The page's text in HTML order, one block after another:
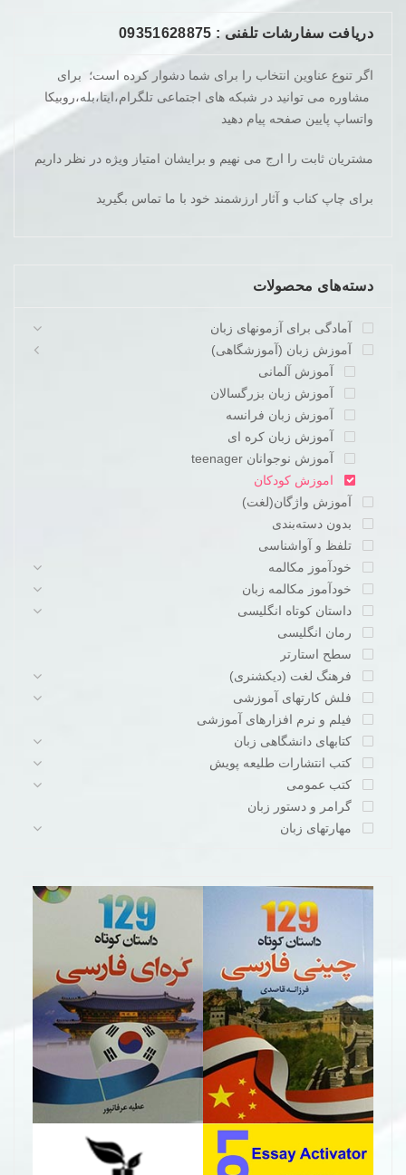
دریافت سفارشات تلفنی : 09351628875
اگر تنوع عناوین انتخاب را برای شما دشوار کرده است؛ برای
مشاوره می توانید در شبکه های اجتماعی تلگرام،ایتا،بله،روبیکا
واتساپ پایین صفحه پیام دهید
مشتریان ثابت را ارج می نهیم و برایشان امتیاز ویژه در نظر داریم
برای چاپ کناب و آثار ارزشمند خود با ما تماس بگیرید
دسته‌های محصولات
آمادگی برای آزمونهای زبان
آموزش زبان (آموزشگاهی)
آموزش آلمانی
آموزش زبان بزرگسالان
آموزش زبان فرانسه
آموزش زبان کره ای
آموزش نوجوانان teenager
اموزش کودکان
آموزش واژگان(لغت)
بدون دسته‌بندی
تلفظ و آواشناسی
خودآموز مکالمه
خودآموز مکالمه زبان
داستان کوتاه انگلیسی
رمان انگلیسی
سطح استارتر
فرهنگ لغت (دیکشنری)
فلش کارتهای آموزشی
فیلم و نرم افزارهای آموزشی
کتابهای دانشگاهی زبان
کتب انتشارات طلیعه پویش
کتب عمومی
گرامر و دستور زبان
مهارتهای زبان